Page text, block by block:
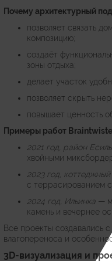
Почему архитектурный
позволяет связать
композицию;
создаёт
зоны отдыха;
делает участок
позволяет скрыть
повышает ценность
Примеры работ
2021 год, район Есиль
хвойными
2023 год,
с террасированием
2024 год, Ильинка —
камень и вечернее
Все проекты создавались
влагопереноса и
3D-визуализация и